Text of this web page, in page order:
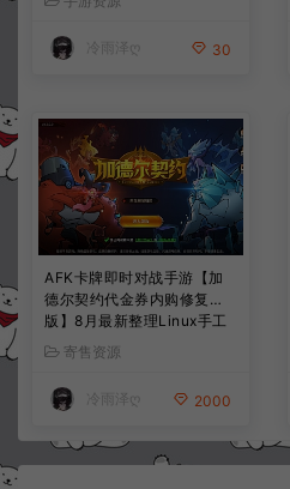
教程
冷雨泽ღ 30
AFK卡牌即时对战手游【加
德尔契约代金券内购修复
版】8月最新整理Linux手工
服务端+前后端全套源码+CD
K授权后台+安卓苹果双端
+详细搭建教程+视频教程
寄售资源
冷雨泽ღ 2000